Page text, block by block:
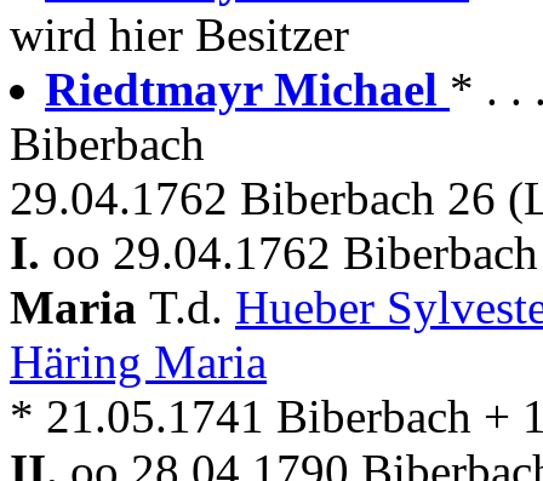
wird hier Besitzer
Riedtmayr Michael * . .
Biberbach
29.04.1762 Biberbach 26
I. oo 29.04.1762
Maria T.d. Hueber
Häring Maria
* 21.05.1741 Biberbach +